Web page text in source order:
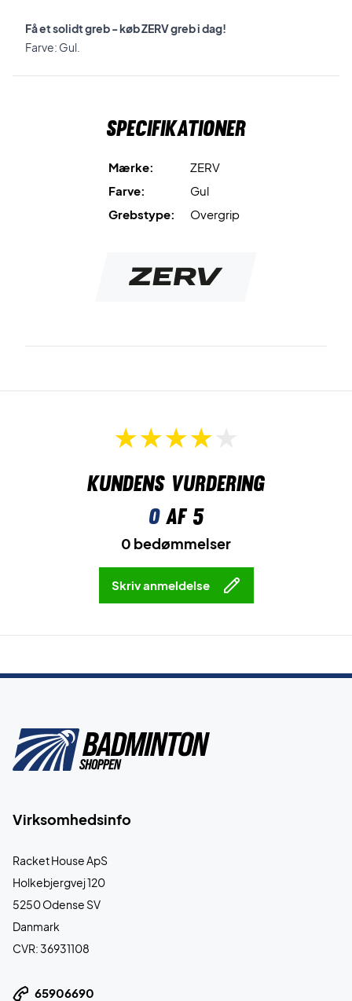
Få et solidt greb - køb ZERV greb i dag!
Farve: Gul.
Specifikationer
Mærke:
ZERV
Farve:
Gul
Grebstype:
Overgrip
Kundens vurdering
0af 5
0 bedømmelser
Skriv anmeldelse
Virksomhedsinfo
Racket House ApS
Holkebjergvej 120
5250 Odense SV
Danmark
CVR: 36931108
65906690